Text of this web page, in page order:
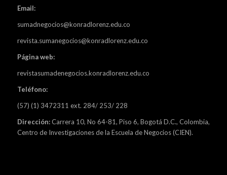
Email:
sumadnegocios@konradlorenz.edu.co
revista.sumanegocios@konradlorenz.edu.co
Página web:
revistasumadenegocios.konradlorenz.edu.co
Teléfono:
(57) (1) 3472311 ext. 284/ 253/ 228
Dirección:Carrera 10, No 64-81, Piso 6, Bogotá D.C., Colombia,
Centro de Investigaciones de la Escuela de Negocios (CIEN).